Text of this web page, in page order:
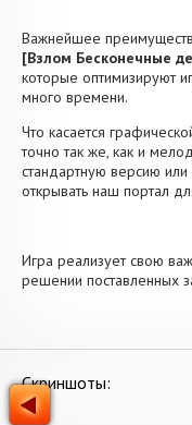
Важнейшее
[Взлом Бесконечные
которые оптимизируют
много времени.
Что касается
точно так же, как и
стандартную версию
открывать наш портал
Игра реализует свою
решении поставленных
Скриншоты: